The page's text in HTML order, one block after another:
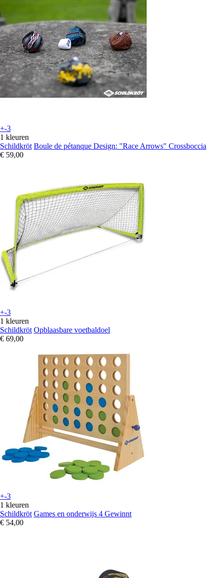
+-3
1 kleuren
Schildkröt Boule de pétanque Design: "Race Arrows" Crossboccia
€ 59,00
+-3
1 kleuren
Schildkröt Opblaasbare voetbaldoel
€ 69,00
+-3
1 kleuren
Schildkröt Games en onderwijs 4 Gewinnt
€ 54,00